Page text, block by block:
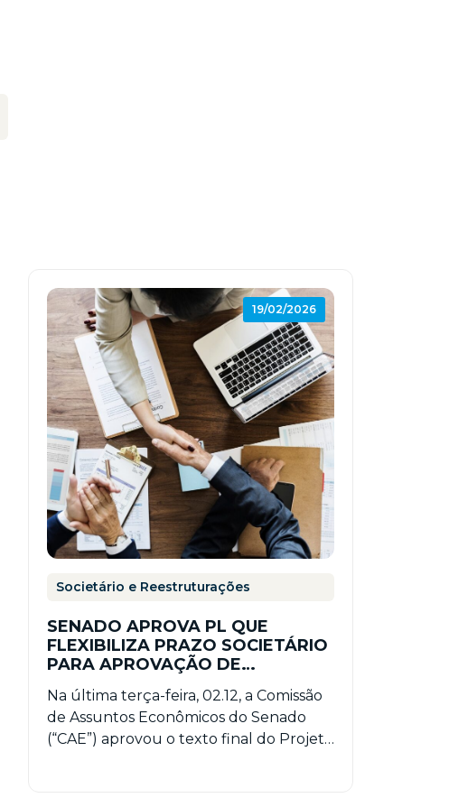
19/02/2026
Societário e Reestruturações
SENADO APROVA PL QUE
FLEXIBILIZA PRAZO SOCIETÁRIO
PARA APROVAÇÃO DE
EXERCÍCIO DE 2025
Na última terça-feira, 02.12, a Comissão
de Assuntos Econômicos do Senado
(“CAE”) aprovou o texto final do Projeto